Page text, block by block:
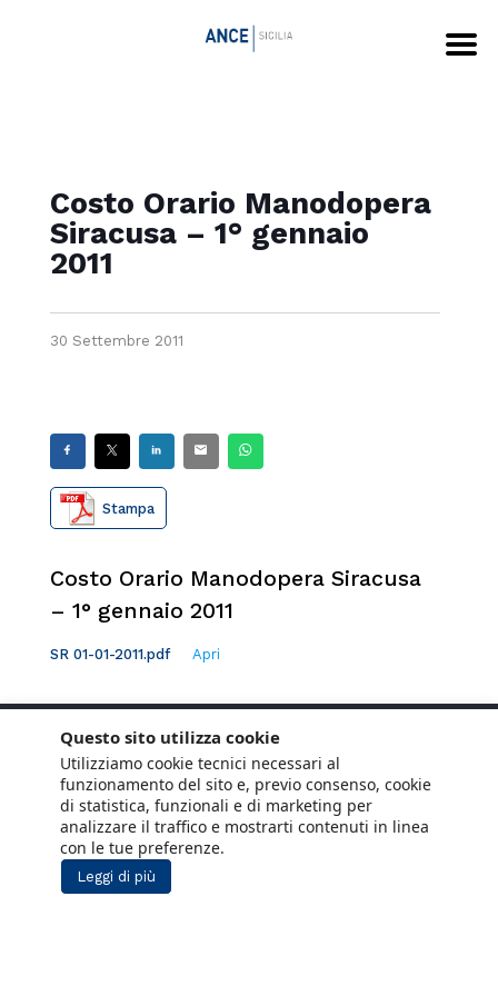
Costo Orario Manodopera
Siracusa – 1° gennaio
2011
30 Settembre 2011
Stampa
Costo Orario Manodopera Siracusa
– 1° gennaio 2011
SR 01-01-2011.pdf Apri
Questo sito utilizza cookie
Utilizziamo cookie tecnici necessari al
funzionamento del sito e, previo consenso, cookie
di statistica, funzionali e di marketing per
analizzare il traffico e mostrarti contenuti in linea
con le tue preferenze.
Leggi di più